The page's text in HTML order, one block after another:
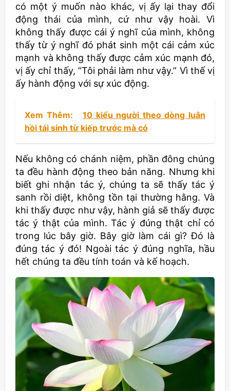
có một ý muốn nào khác, vị ấy lại thay đổi
động thái của mình, cứ như vậy hoài. Vì
không thấy được cái ý nghĩ của mình, không
thấy từ ý nghĩ đó phát sinh một cái cảm xúc
mạnh và không thấy được cảm xúc mạnh đó,
vị ấy chỉ thấy, “Tôi phải làm như vậy.” Vì thế vị
ấy hành động với sự xúc động.
Xem Thêm:
10 kiểu người theo dòng luân
hồi tái sinh từ kiếp trước mà có
Nếu không có chánh niệm, phần đông chúng
ta đều hành động theo bản năng. Nhưng khi
biết ghi nhận tác ý, chúng ta sẽ thấy tác ý
sanh rồi diệt, không tồn tại thường hằng. Và
khi thấy được như vậy, hành giả sẽ thấy được
tác ý thật của mình. Tác ý đúng thật chỉ có
trong lúc bây giờ. Bây giờ làm cái gì? Đó là
đúng tác ý đó! Ngoài tác ý đúng nghĩa, hầu
hết chúng ta đều tính toán và kế hoạch.